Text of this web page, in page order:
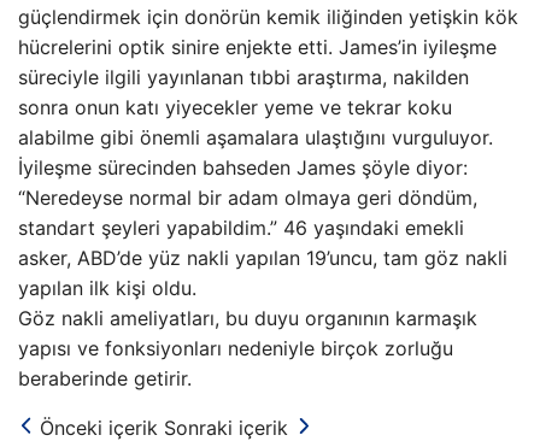
güçlendirmek için donörün kemik iliğinden yetişkin kök
hücrelerini optik sinire enjekte etti. James’in iyileşme
süreciyle ilgili yayınlanan tıbbi araştırma, nakilden
sonra onun katı yiyecekler yeme ve tekrar koku
alabilme gibi önemli aşamalara ulaştığını vurguluyor.
İyileşme sürecinden bahseden James şöyle diyor:
“Neredeyse normal bir adam olmaya geri döndüm,
standart şeyleri yapabildim.” 46 yaşındaki emekli
asker, ABD’de yüz nakli yapılan 19’uncu, tam göz nakli
yapılan ilk kişi oldu.
Göz nakli ameliyatları, bu duyu organının karmaşık
yapısı ve fonksiyonları nedeniyle birçok zorluğu
beraberinde getirir.
Önceki içerik Sonraki içerik